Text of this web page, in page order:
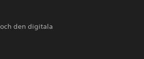
den digitala